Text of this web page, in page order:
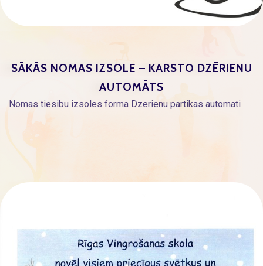
SĀKĀS NOMAS IZSOLE – KARSTO DZĒRIENU
AUTOMĀTS
Nomas tiesibu izsoles forma Dzerienu partikas automati